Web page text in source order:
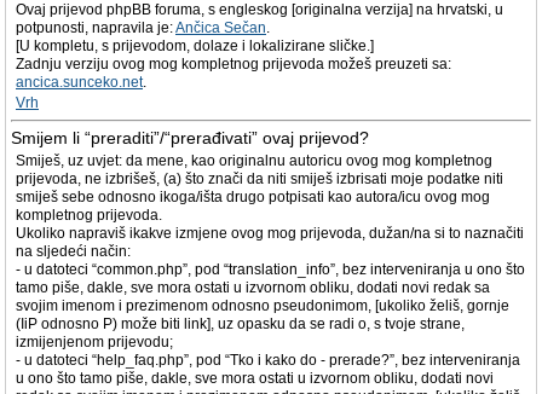
Ovaj prijevod phpBB foruma, s engleskog [originalna verzija] na hrvatski, u
potpunosti, napravila je:Ančica Sečan.
[U kompletu, s prijevodom, dolaze i lokalizirane sličke.]
Zadnju verziju ovog mog kompletnog prijevoda možeš preuzeti sa:
ancica.sunceko.net.
Vrh
Smijem li “preraditi”/“prerađivati” ovaj prijevod?
Smiješ, uz uvjet: da mene, kao originalnu autoricu ovog mog kompletnog
prijevoda, ne izbrišeš, (a) što znači da niti smiješ izbrisati moje podatke niti
smiješ sebe odnosno ikoga/išta drugo potpisati kao autora/icu ovog mog
kompletnog prijevoda.
Ukoliko napraviš ikakve izmjene ovog mog prijevoda, dužan/na si to naznačiti
na sljedeći način:
- u datoteci “common.php”, pod “translation_info”, bez interveniranja u ono što
tamo piše, dakle, sve mora ostati u izvornom obliku, dodati novi redak sa
svojim imenom i prezimenom odnosno pseudonimom, [ukoliko želiš, gornje
(IiP odnosno P) može biti link], uz opasku da se radi o, s tvoje strane,
izmijenjenom prijevodu;
- u datoteci “help_faq.php”, pod “Tko i kako do - prerade?”, bez interveniranja
u ono što tamo piše, dakle, sve mora ostati u izvornom obliku, dodati novi